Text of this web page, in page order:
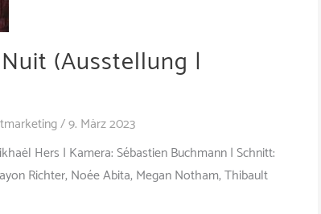
(Ausstellung |
/9. März 2023
Hers | Kamera: Sébastien Buchmann | Schnitt:
Richter, Noée Abita, Megan Notham, Thibault